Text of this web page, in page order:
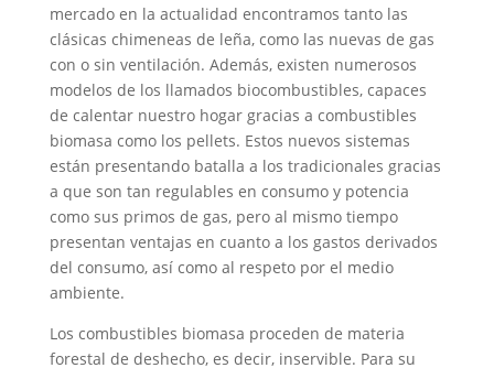
mercado en la actualidad encontramos tanto las
clásicas chimeneas de leña, como las nuevas de gas
con o sin ventilación. Además, existen numerosos
modelos de los llamados biocombustibles, capaces
de calentar nuestro hogar gracias a combustibles
biomasa como los pellets. Estos nuevos sistemas
están presentando batalla a los tradicionales gracias
a que son tan regulables en consumo y potencia
como sus primos de gas, pero al mismo tiempo
presentan ventajas en cuanto a los gastos derivados
del consumo, así como al respeto por el medio
ambiente.
Los combustibles biomasa proceden de materia
forestal de deshecho, es decir, inservible. Para su